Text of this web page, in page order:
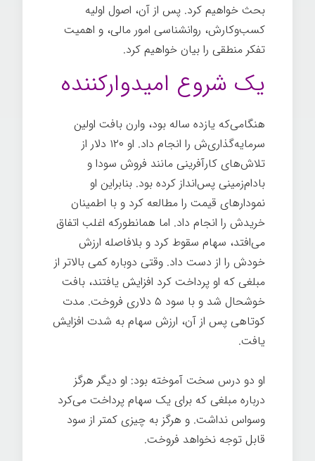
بحث خواهیم کرد. پس از آن، اصول اولیه
کسب‌وکارش، روانشناسی امور مالی، و اهمیت
تفکر منطقی را بیان خواهیم کرد.
یک شروع امیدوارکننده
هنگامی‌که یازده ساله بود، وارن بافت اولین
سرمایه‌گذاری‌ش را انجام داد. او ۱۲۰ دلار از
تلاش‌های کارآفرینی مانند فروش سودا و
بادام‌زمینی پس‌انداز کرده بود. بنابراین او
نمودارهای قیمت را مطالعه کرد و با اطمینان
خریدش را انجام داد. اما همانطورکه اغلب اتفاق
می‌افتد، سهام سقوط کرد و بلافاصله ارزش
خودش را از دست داد. وقتی دوباره کمی بالاتر از
مبلغی که او پرداخت کرد افزایش یافتند، بافت
خوشحال شد و با سود ۵ دلاری فروخت. مدت
کوتاهی پس از آن، ارزش سهام به شدت افزایش
یافت.
او دو درس سخت آموخته بود: او دیگر هرگز
درباره مبلغی که برای یک سهام پرداخت می‌کرد
وسواس نداشت. و هرگز به چیزی کمتر از سود
قابل توجه نخواهد فروخت.